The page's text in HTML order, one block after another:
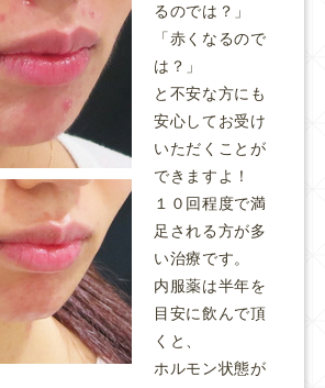
るのでは？」
「赤くなるので
は？」
と不安な方にも
安心してお受け
いただくことが
できますよ！
１０回程度で満
足される方が多
い治療です。
内服薬は半年を
目安に飲んで頂
くと、
ホルモン状態が